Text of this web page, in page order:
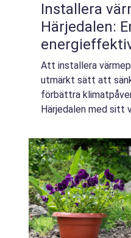
Installera
Härjedalen:
Att installera
utmärkt sätt att
förbättra
Härjedalen med sitt